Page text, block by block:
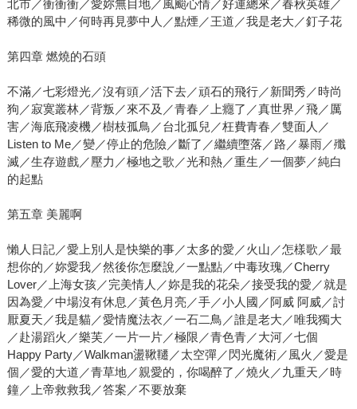
北市／衝衝衝／愛妳無目地／風颱心情／好運總來／春秋英雄／
稀微的風中／何時再見夢中人／點煙／王道／我是老大／釘子花
第四章 燃燒的石頭
不滿／七彩燈光／沒有頭／活下去／頑石的飛行／新聞秀／時尚
狗／寂寞叢林／背叛／來不及／青春／上癮了／真世界／飛／厲
害／海底飛凌機／樹枝孤鳥／台北孤兒／枉費青春／雙面人／
Listen to Me／變／停止的危險／斷了／繼續墮落／路／暴雨／殲
滅／生存遊戲／壓力／極地之歌／光和熱／重生／一個夢／純白
的起點
第五章 美麗啊
懶人日記／愛上別人是快樂的事／太多的愛／火山／怎樣歌／最
想你的／妳愛我／然後你怎麼說／一點點／中毒玫瑰／Cherry
Lover／上海女孩／完美情人／妳是我的花朵／接受我的愛／就是
因為愛／中場沒有休息／黃色月亮／手／小人國／阿威 阿威／討
厭夏天／我是貓／愛情魔法衣／一石二鳥／誰是老大／唯我獨大
／赴湯蹈火／樂芙／一片一片／極限／青色青／大河／七個
Happy Party／Walkman盪鞦韆／太空彈／閃光魔術／風火／愛是
個／愛的大道／青草地／親愛的，你喝醉了／燒火／九重天／時
鐘／上帝救救我／答案／不要放棄